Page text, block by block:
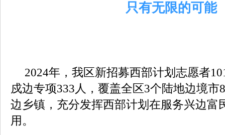
只有无限的可能
2024年，我区新招募西部计划志愿者
戍边专项333人，覆盖全区3个陆地边境市
边乡镇，充分发挥西部计划在服务兴边富
用。